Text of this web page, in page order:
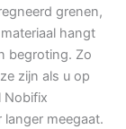
grenen,
hangt
begroting. Zo
zijn als u op
Nobifix
meegaat.